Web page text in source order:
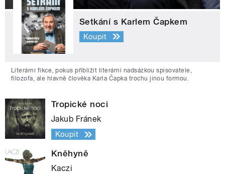
Setkání s Karlem Čapkem
Koupit
Literární fikce, pokus přiblížit literární nadsázkou spisovatele,
filozofa, ale hlavně člověka Karla Čapka trochu jinou formou.
Tropické noci
Jakub Fránek
Koupit
Kněhyně
Kaczi